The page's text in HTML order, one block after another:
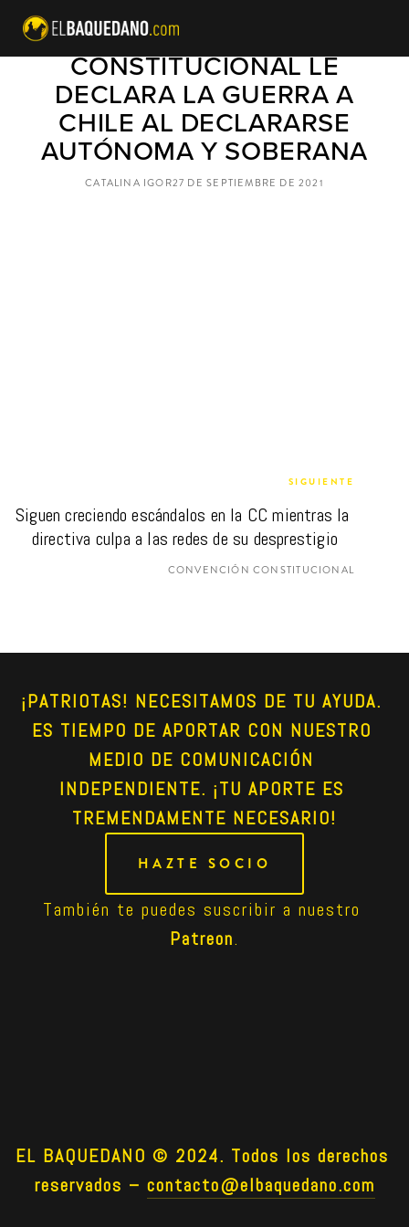
LA CONVENCIÓN
CONSTITUCIONAL LE
DECLARA LA GUERRA A
CHILE AL DECLARARSE
AUTÓNOMA Y SOBERANA
CATALINA IGOR27 DE SEPTIEMBRE DE 2021
SIGUIENTE
Siguen creciendo escándalos en la CC mientras la
directiva culpa a las redes de su desprestigio
CONVENCIÓN CONSTITUCIONAL
¡PATRIOTAS! NECESITAMOS DE TU AYUDA.
ES TIEMPO DE APORTAR CON NUESTRO
MEDIO DE COMUNICACIÓN
INDEPENDIENTE. ¡TU APORTE ES
TREMENDAMENTE NECESARIO!
HAZTE SOCIO
Patreon.
EL BAQUEDANO © 2024. Todos los derechos
reservados – contacto@elbaquedano.com